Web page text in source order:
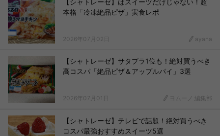
【シャトレーゼ】はスイーツだけじゃない！超
本格「冷凍絶品ピザ」実食レポ
2026年07月02日 ayana
【シャトレーゼ】サタプラ1位も！絶対買うべき
高コスパ「絶品ピザ＆アップルパイ」3選
2026年07月01日 ヨムーノ 編集部
【シャトレーゼ】テレビで話題！絶対買うべき
コスパ最強おすすめスイーツ5選